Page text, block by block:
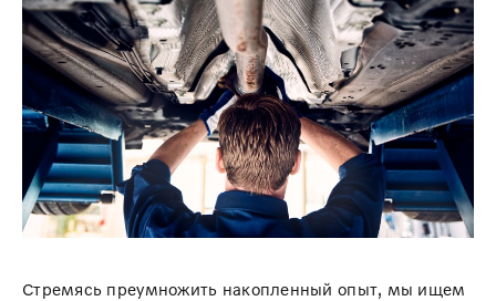
Стремясь преумножить накопленный опыт, мы ищем